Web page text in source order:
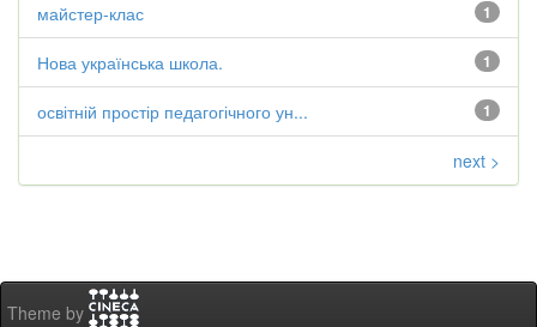
1
майстер-клас
1
Нова українська школа.
1
освітній простір педагогічного ун...
next >
Theme by